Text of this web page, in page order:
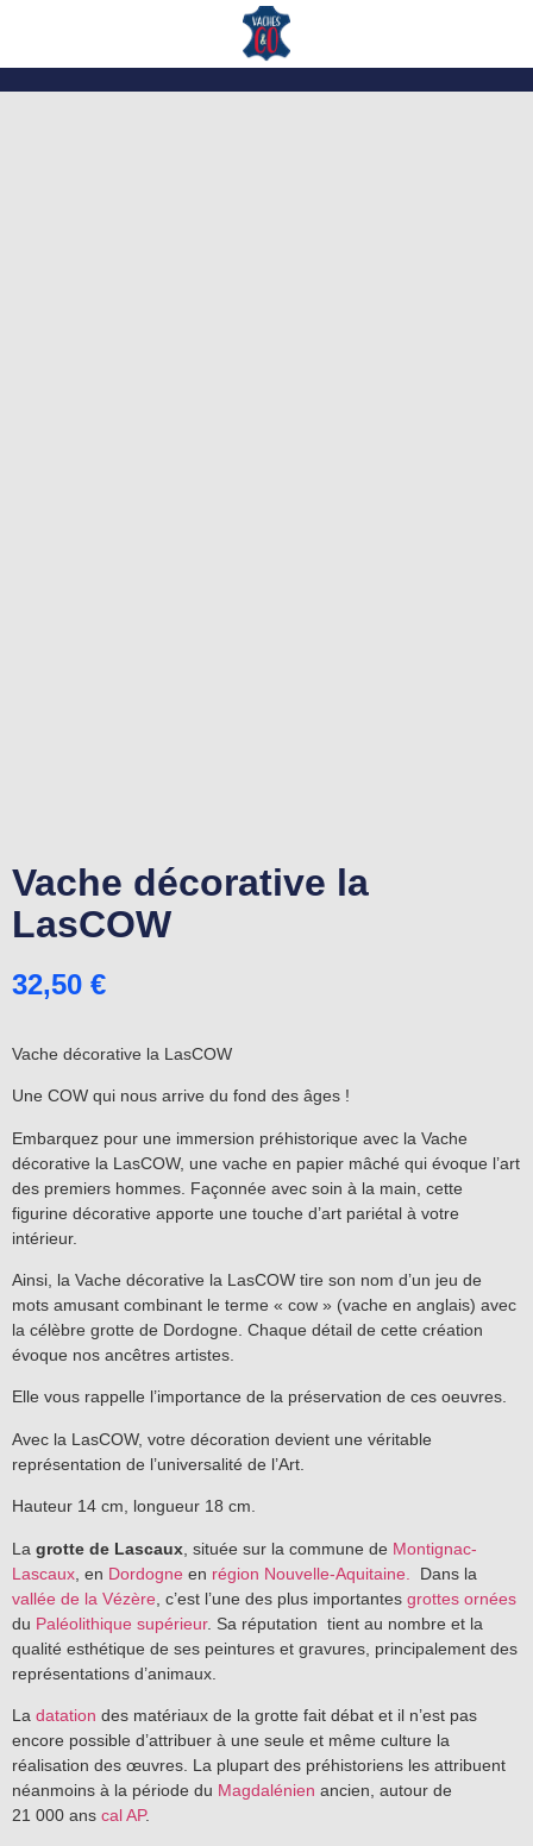
Vache décorative la
LasCOW
32,50 €
Vache décorative la LasCOW
Une COW qui nous arrive du fond des âges !
Embarquez pour une immersion préhistorique avec la Vache
décorative la LasCOW, une vache en papier mâché qui évoque l’art
des premiers hommes. Façonnée avec soin à la main, cette
figurine décorative apporte une touche d’art pariétal à votre
intérieur.
Ainsi, la Vache décorative la LasCOW tire son nom d’un jeu de
mots amusant combinant le terme « cow » (vache en anglais) avec
la célèbre grotte de Dordogne. Chaque détail de cette création
évoque nos ancêtres artistes.
Elle vous rappelle l’importance de la préservation de ces oeuvres.
Avec la LasCOW, votre décoration devient une véritable
représentation de l’universalité de l’Art.
Hauteur 14 cm, longueur 18 cm.
La grotte de Lascaux , située sur la commune de Montignac-
Lascaux , en Dordogne en région Nouvelle-Aquitaine.
Dans la
vallée de la Vézère , c’est l’une des plus importantes grottes ornées
du Paléolithique supérieur. Sa réputation tient au nombre et la
qualité esthétique de ses peintures et gravures, principalement des
représentations d’animaux.
La datation des matériaux de la grotte fait débat et il n’est pas
encore possible d’attribuer à une seule et même culture la
réalisation des œuvres. La plupart des préhistoriens les attribuent
néanmoins à la période du Magdalénien ancien, autour de
21 000 ans cal AP.